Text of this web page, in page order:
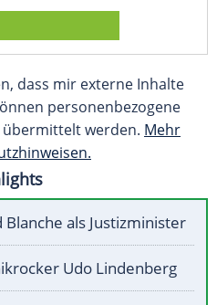
dass mir externe Inhalte
personenbezogene
werden. Mehr
Blanche als Justizminister
Udo Lindenberg